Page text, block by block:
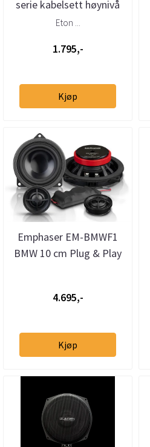
serie kabelsett høynivå
Eton ...
1.795,-
Kjøp
Emphaser EM-BMWF1
BMW 10 cm Plug & Play
4.695,-
Kjøp